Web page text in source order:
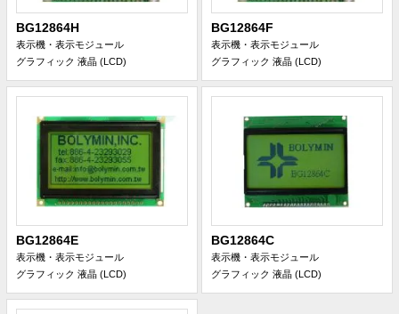
BG12864H
表示機・表示モジュール
グラフィック 液晶 (LCD)
BG12864F
表示機・表示モジュール
グラフィック 液晶 (LCD)
BG12864E
表示機・表示モジュール
グラフィック 液晶 (LCD)
BG12864C
表示機・表示モジュール
グラフィック 液晶 (LCD)